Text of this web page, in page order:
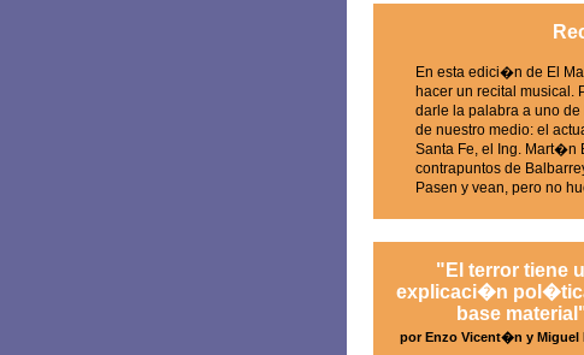
En esta edici�n de El
hacer un recital musical.
darle la palabra a uno
de nuestro medio: el
Santa Fe, el Ing. Mart�n
contrapuntos de
Pasen y vean, pero no
"El terror tiene
explicaci�n
base
por Enzo Vicent�n y Miguel